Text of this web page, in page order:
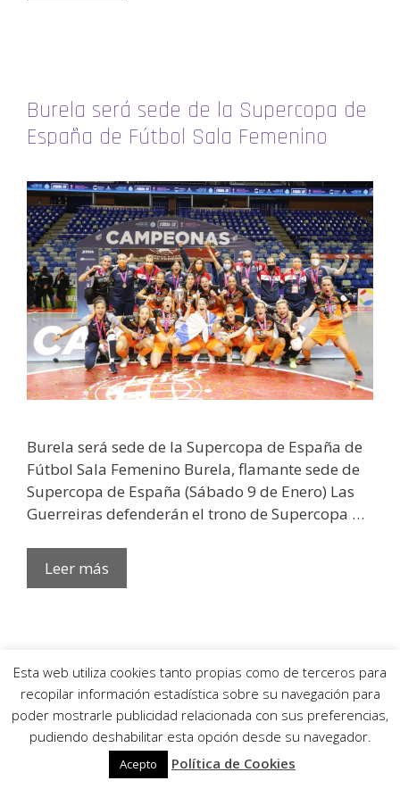
Burela será sede de la Supercopa de
España de Fútbol Sala Femenino
Burela será sede de la Supercopa de España de
Fútbol Sala Femenino Burela, flamante sede de
Supercopa de España (Sábado 9 de Enero) Las
Guerreiras defenderán el trono de Supercopa …
Leer más
Pescados Rubén Burela Campeón de
la Copa de la Reina 2019/2020
Esta web utiliza cookies tanto propias como de terceros para
recopilar información estadística sobre su navegación para
poder mostrarle publicidad relacionada con sus preferencias,
pudiendo deshabilitar esta opción desde su navegador.
Acepto Política de Cookies